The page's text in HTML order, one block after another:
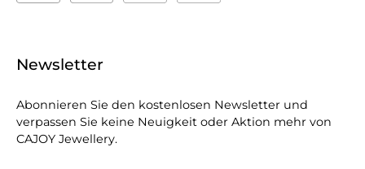
Newsletter
Abonnieren Sie den kostenlosen Newsletter und
verpassen Sie keine Neuigkeit oder Aktion mehr von
CAJOY Jewellery.